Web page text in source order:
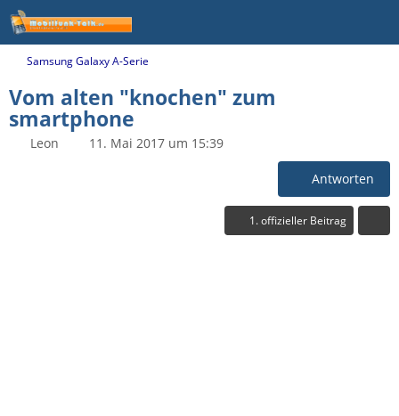
Samsung Galaxy A-Serie
Vom alten "knochen" zum
smartphone
Leon 11. Mai 2017 um 15:39
Antworten
1. offizieller Beitrag